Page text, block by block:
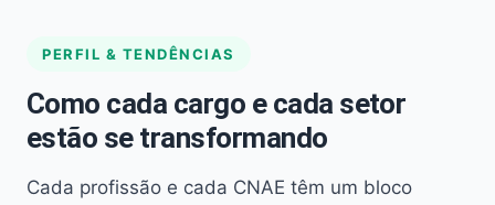
PERFIL & TENDÊNCIAS
Como cada cargo e cada setor
estão se transformando
Cada profissão e cada CNAE têm um bloco